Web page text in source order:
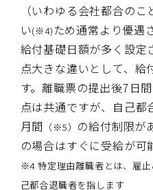
（いわゆる会社都合の
い(※4) ため通常より優遇
給付基礎日額が多く設定
点大きな違いとして、給
す。離職票の提出後7日
点は共通ですが、自己都
月間 （※5） の給付制限が
の場合はすぐに受給が可
※4 特定理由離職者とは、雇
己都合退職者を指します